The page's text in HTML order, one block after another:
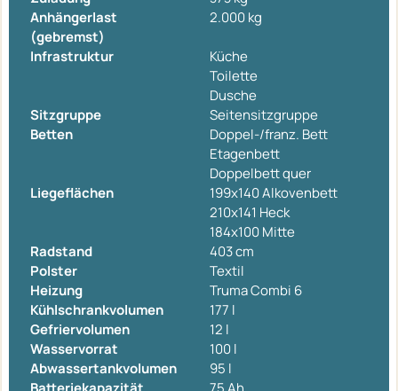
Anhängerlast
(gebremst)
2.000 kg
Infrastruktur
Küche
Toilette
Dusche
Sitzgruppe
Seitensitzgruppe
Betten
Doppel-/franz. Bett
Etagenbett
Doppelbett quer
Liegeflächen
199x140 Alkovenbett
210x141 Heck
184x100 Mitte
Radstand
403 cm
Polster
Textil
Heizung
Truma Combi 6
Kühlschrankvolumen
177 l
Gefriervolumen
12 l
Wasservorrat
100 l
Abwassertankvolumen
95 l